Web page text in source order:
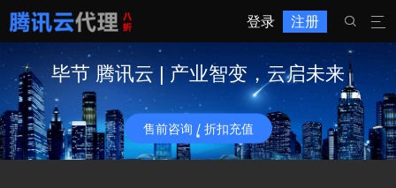
登录 注册 

毕节 腾讯云 | 产业智变，云启未来
售前咨询 / 折扣充值